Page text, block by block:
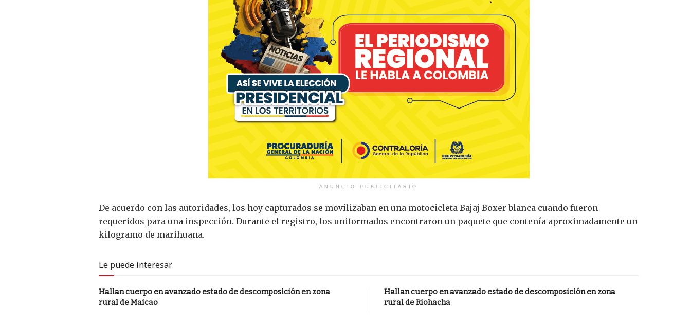
ANUNCIO PUBLICITARIO
De acuerdo con las autoridades, los hoy capturados se movilizaban en una motocicleta Bajaj Boxer blanca cuando fueron
requeridos para una inspección. Durante el registro, los uniformados encontraron un paquete que contenía aproximadamente un
kilogramo de marihuana.
Le puede interesar
Hallan cuerpo en avanzado estado de descomposición en zona
rural de Maicao
Hallan cuerpo en avanzado estado de descomposición en zona
rural de Riohacha